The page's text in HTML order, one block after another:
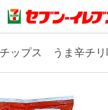
ップス うま辛チリ